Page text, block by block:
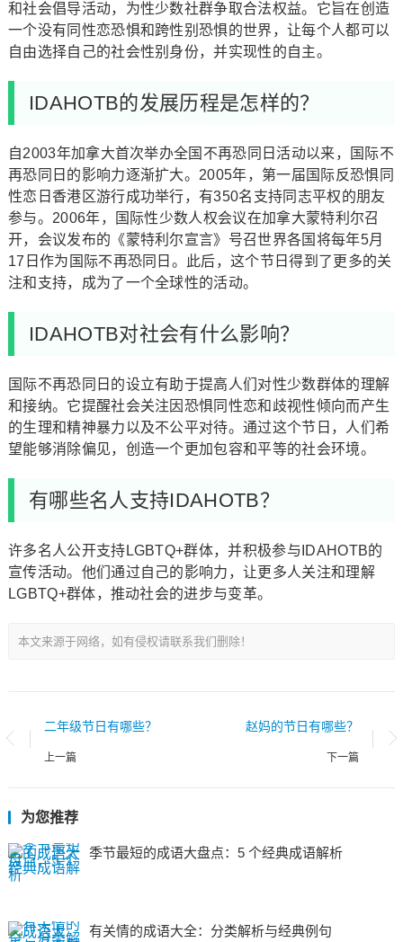
和社会倡导活动，为性少数社群争取合法权益。它旨在创造
一个没有同性恋恐惧和跨性别恐惧的世界，让每个人都可以
自由选择自己的社会性别身份，并实现性的自主。
IDAHOTB的发展历程是怎样的？
自2003年加拿大首次举办全国不再恐同日活动以来，国际不
再恐同日的影响力逐渐扩大。2005年，第一届国际反恐惧同
性恋日香港区游行成功举行，有350名支持同志平权的朋友
参与。2006年，国际性少数人权会议在加拿大蒙特利尔召
开，会议发布的《蒙特利尔宣言》号召世界各国将每年5月
17日作为国际不再恐同日。此后，这个节日得到了更多的关
注和支持，成为了一个全球性的活动。
IDAHOTB对社会有什么影响？
国际不再恐同日的设立有助于提高人们对性少数群体的理解
和接纳。它提醒社会关注因恐惧同性恋和歧视性倾向而产生
的生理和精神暴力以及不公平对待。通过这个节日，人们希
望能够消除偏见，创造一个更加包容和平等的社会环境。
有哪些名人支持IDAHOTB？
许多名人公开支持LGBTQ+群体，并积极参与IDAHOTB的
宣传活动。他们通过自己的影响力，让更多人关注和理解
LGBTQ+群体，推动社会的进步与变革。
本文来源于网络，如有侵权请联系我们删除！
二年级节日有哪些？
上一篇
赵妈的节日有哪些？
下一篇
为您推荐
季节最短的成语大盘点：5 个经典成语解析
有关情的成语大全：分类解析与经典例句